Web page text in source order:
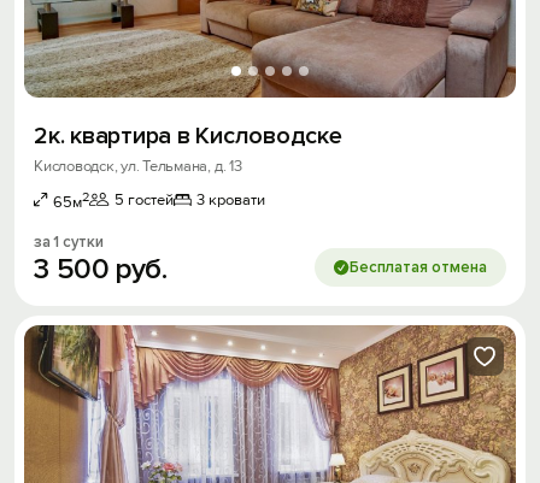
2к. квартира в Кисловодске
Кисловодск, ул. Тельмана, д. 13
65м2 5 гостей 3 кровати
за 1 сутки
3 500 руб. Бесплатая отмена